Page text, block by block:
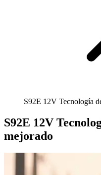
S92E 12V Tecnología
S92E 12V
mejorado